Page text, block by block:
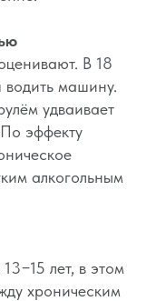
В 18
водить машину.
удваивает
эффекту
алкогольным
лет, в этом
хроническим